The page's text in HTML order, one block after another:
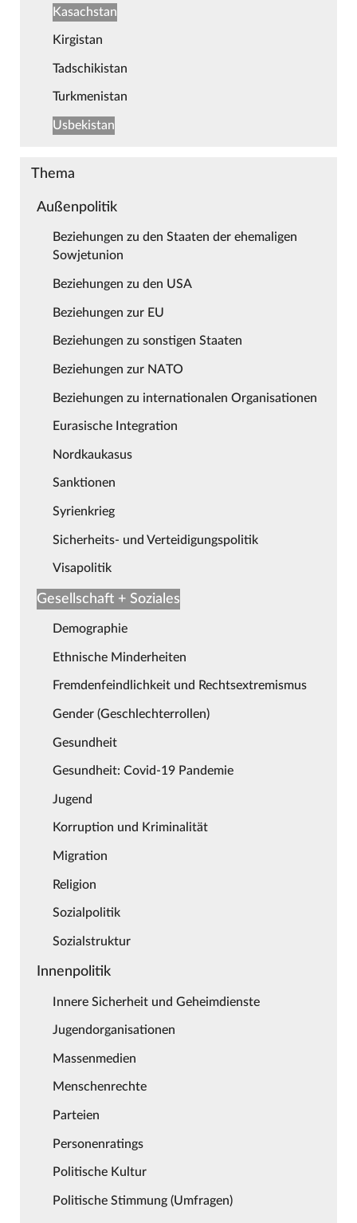
Kasachstan
Kirgistan
Tadschikistan
Turkmenistan
Usbekistan
Thema
Außenpolitik
Beziehungen zu den Staaten der ehemaligen
Sowjetunion
Beziehungen zu den USA
Beziehungen zur EU
Beziehungen zu sonstigen Staaten
Beziehungen zur NATO
Beziehungen zu internationalen Organisationen
Eurasische Integration
Nordkaukasus
Sanktionen
Syrienkrieg
Sicherheits- und Verteidigungspolitik
Visapolitik
Gesellschaft + Soziales
Demographie
Ethnische Minderheiten
Fremdenfeindlichkeit und Rechtsextremismus
Gender (Geschlechterrollen)
Gesundheit
Gesundheit: Covid-19 Pandemie
Jugend
Korruption und Kriminalität
Migration
Religion
Sozialpolitik
Sozialstruktur
Innenpolitik
Innere Sicherheit und Geheimdienste
Jugendorganisationen
Massenmedien
Menschenrechte
Parteien
Personenratings
Politische Kultur
Politische Stimmung (Umfragen)